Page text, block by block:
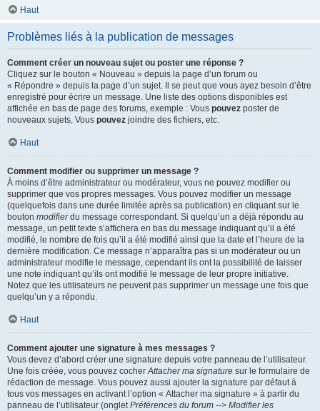
Haut
Problèmes liés à la publication de messages
Comment créer un nouveau sujet ou poster une réponse ?
Cliquez sur le bouton « Nouveau » depuis la page d’un forum ou
« Répondre » depuis la page d’un sujet. Il se peut que vous ayez besoin d’être
enregistré pour écrire un message. Une liste des options disponibles est
affichée en bas de page des forums, exemple : Vous pouvez poster de
nouveaux sujets, Vous pouvez joindre des fichiers, etc.
Haut
Comment modifier ou supprimer un message ?
À moins d’être administrateur ou modérateur, vous ne pouvez modifier ou
supprimer que vos propres messages. Vous pouvez modifier un message
(quelquefois dans une durée limitée après sa publication) en cliquant sur le
bouton modifierdu message correspondant. Si quelqu’un a déjà répondu au
message, un petit texte s’affichera en bas du message indiquant qu’il a été
modifié, le nombre de fois qu’il a été modifié ainsi que la date et l’heure de la
dernière modification. Ce message n’apparaîtra pas si un modérateur ou un
administrateur modifie le message, cependant ils ont la possibilité de laisser
une note indiquant qu’ils ont modifié le message de leur propre initiative.
Notez que les utilisateurs ne peuvent pas supprimer un message une fois que
quelqu’un y a répondu.
Haut
Comment ajouter une signature à mes messages ?
Vous devez d’abord créer une signature depuis votre panneau de l’utilisateur.
Une fois créée, vous pouvez cocherAttacher ma signature sur le formulaire de
rédaction de message. Vous pouvez aussi ajouter la signature par défaut à
tous vos messages en activant l’option « Attacher ma signature » à partir du
panneau de l’utilisateur (ongletPréférences du forum --> Modifier les